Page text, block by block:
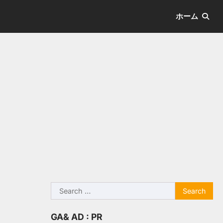
ホーム
Search
for:
GA& AD : PR